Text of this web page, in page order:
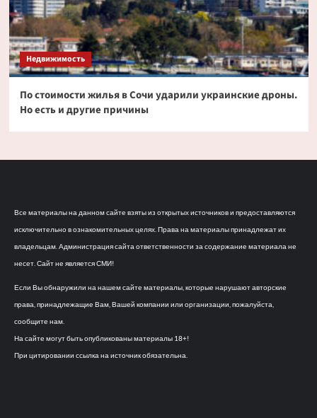
Недвижимость
По стоимости жилья в Сочи ударили украинские дроны.
Но есть и другие причины
Все материалы на данном сайте взяты из открытых источников и предоставляются
исключительно в ознакомительных целях. Права на материалы принадлежат их
владельцам. Администрация сайта ответственности за содержание материала не
несет. Сайт не является СМИ!
Если Вы обнаружили на нашем сайте материалы, которые нарушают авторские
права, принадлежащие Вам, Вашей компании или организации, пожалуйста,
сообщите нам.
На сайте могут быть опубликованы материалы 18+!
При цитировании ссылка на источник обязательна.